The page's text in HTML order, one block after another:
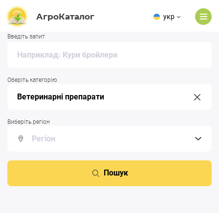
АгроКаталог укр
Введіть запит
Оберіть категорію
Виберіть регіон
Пошук